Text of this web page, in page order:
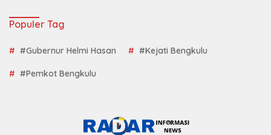
Populer Tag
#Gubernur Helmi Hasan #Kejati Bengkulu
#Pemkot Bengkulu